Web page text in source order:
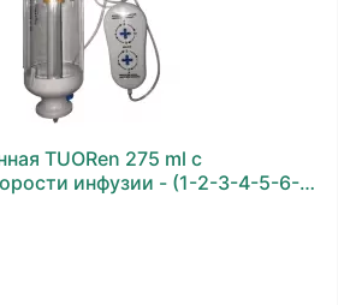
TUORen 275 ml с
инфузии - (1-2-3-4-5-6-7-